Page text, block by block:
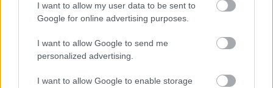
I want to allow my user data to be sent to
Google for online advertising purposes.
I want to allow Google to send me
personalized advertising.
I want to allow Google to enable storage
internasjonalt med flere medaljer i NM-
stafetter, og utøvere som har representert
Norge i verdenscupen. Kristine Stavås Skistad, for
tida verdens beste kvinnelige sprintløper,
Liverud Knudsen er noen av dem.